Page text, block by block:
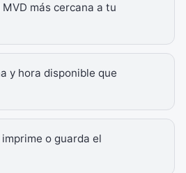
más cercana a tu
y hora disponible que
o guarda el